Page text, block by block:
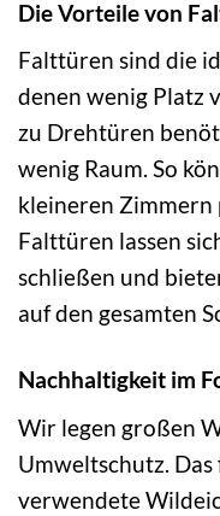
Die Vorteile von
Falttüren sind die
denen wenig Platz
zu Drehtüren
wenig Raum. So
kleineren Zimmern
Falttüren lassen
schließen und
auf den gesamten
Nachhaltigkeit im
Wir legen großen
Umweltschutz.
verwendete